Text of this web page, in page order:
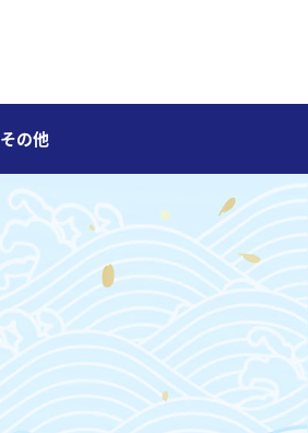
その他